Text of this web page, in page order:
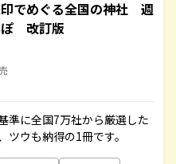
でめぐる全国の神社 週
ぽ 改訂版
準に全国7万社から厳選した
ウも納得の1冊です。